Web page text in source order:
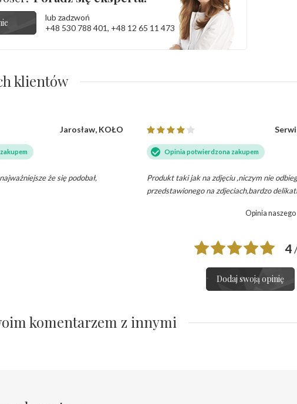
lub zadzwoń
+48 530 788 401, +48 12 65 11 473
klientów
Jarosław, KOŁO
że się podobał,
Opinia potwierdzona zakupem
Produkt taki jak na zdjęciu ,niczym nie
przedstawionego na zdjeciach,bardzo
Opinia
4
Dodaj swoją opinię
komentarzem z innymi